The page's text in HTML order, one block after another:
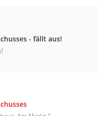
- fällt aus!